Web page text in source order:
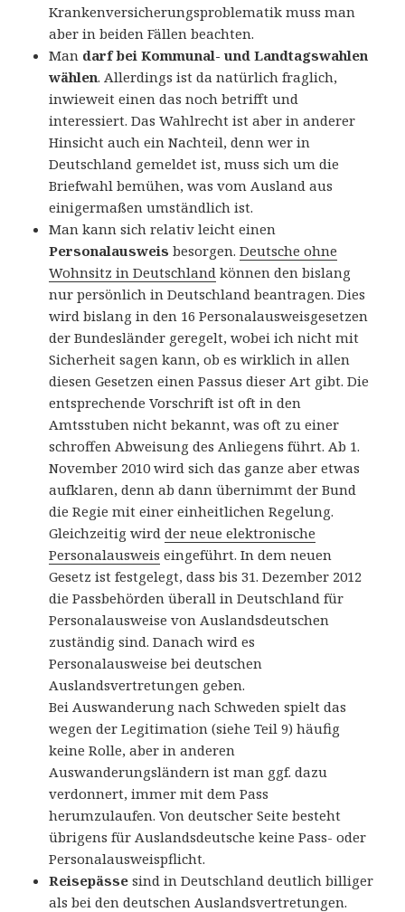
Krankenversicherungsproblematik muss man
aber in beiden Fällen beachten.
Man darf bei Kommunal- und Landtagswahlen
wählen. Allerdings ist da natürlich fraglich,
inwieweit einen das noch betrifft und
interessiert. Das Wahlrecht ist aber in anderer
Hinsicht auch ein Nachteil, denn wer in
Deutschland gemeldet ist, muss sich um die
Briefwahl bemühen, was vom Ausland aus
einigermaßen umständlich ist.
Man kann sich relativ leicht einen
Personalausweis besorgen.Deutsche ohne
Wohnsitz in Deutschland können den bislang
nur persönlich in Deutschland beantragen. Dies
wird bislang in den 16 Personalausweisgesetzen
der Bundesländer geregelt, wobei ich nicht mit
Sicherheit sagen kann, ob es wirklich in allen
diesen Gesetzen einen Passus dieser Art gibt. Die
entsprechende Vorschrift ist oft in den
Amtsstuben nicht bekannt, was oft zu einer
schroffen Abweisung des Anliegens führt. Ab 1.
November 2010 wird sich das ganze aber etwas
aufklaren, denn ab dann übernimmt der Bund
die Regie mit einer einheitlichen Regelung.
Gleichzeitig wirdder neue elektronische
Personalausweis eingeführt. In dem neuen
Gesetz ist festgelegt, dass bis 31. Dezember 2012
die Passbehörden überall in Deutschland für
Personalausweise von Auslandsdeutschen
zuständig sind. Danach wird es
Personalausweise bei deutschen
Auslandsvertretungen geben.
Bei Auswanderung nach Schweden spielt das
wegen der Legitimation (siehe Teil 9) häufig
keine Rolle, aber in anderen
Auswanderungsländern ist man ggf. dazu
verdonnert, immer mit dem Pass
herumzulaufen. Von deutscher Seite besteht
übrigens für Auslandsdeutsche keine Pass- oder
Personalausweispflicht.
Reisepässe sind in Deutschland deutlich billiger
als bei den deutschen Auslandsvertretungen.